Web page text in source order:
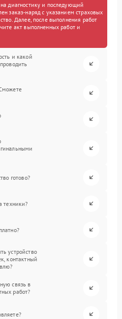
диагностику и последующий
заказ-наряд с указанием страховых
Далее, после выполнения работ
акт выполненных работ и
и какой
готово?
техники?
устройство
контактный
связь в
работ?